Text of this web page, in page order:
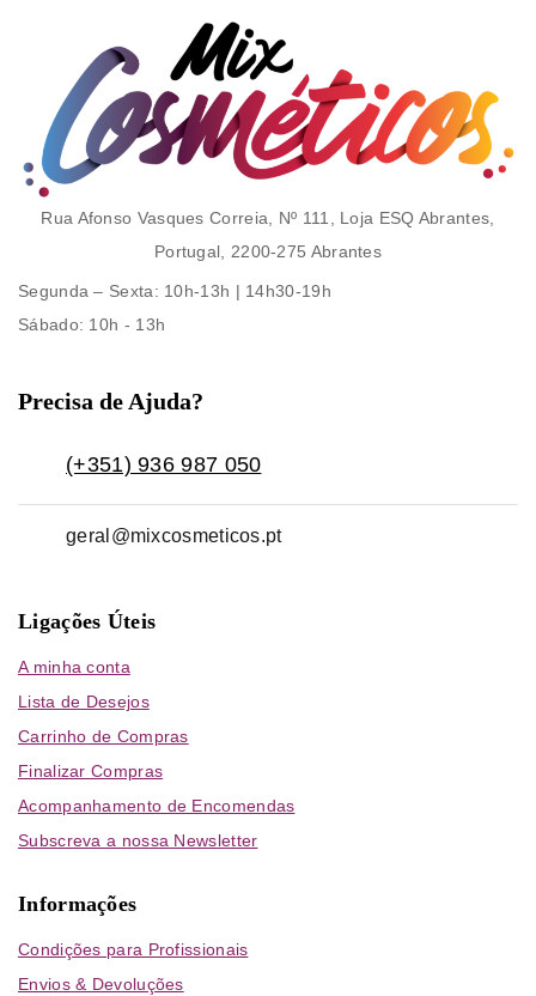
Rua Afonso Vasques Correia, Nº 111, Loja ESQ Abrantes,
Portugal, 2200-275 Abrantes
Segunda – Sexta: 10h-13h | 14h30-19h
Sábado: 10h - 13h
Precisa de Ajuda?
(+351) 936 987 050
geral@mixcosmeticos.pt
Ligações Úteis
A minha conta
Lista de Desejos
Carrinho de Compras
Finalizar Compras
Acompanhamento de Encomendas
Subscreva a nossa Newsletter
Informações
Condições para Profissionais
Envios & Devoluções